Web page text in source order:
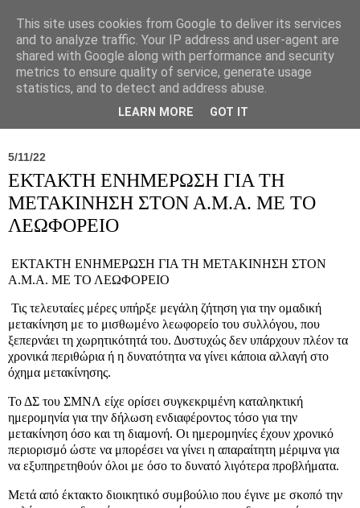
Σύλλογος Ιπποκράτειος
5/11/22
ΕΚΤΑΚΤΗ ΕΝΗΜΕΡΩΣΗ ΓΙΑ ΤΗ
ΜΕΤΑΚΙΝΗΣΗ ΣΤΟΝ Α.Μ.Α. ΜΕ ΤΟ
ΛΕΩΦΟΡΕΙΟ
ΕΚΤΑΚΤΗ ΕΝΗΜΕΡΩΣΗ ΓΙΑ ΤΗ ΜΕΤΑΚΙΝΗΣΗ ΣΤΟΝ
Α.Μ.Α. ΜΕ ΤΟ ΛΕΩΦΟΡΕΙΟ
Τις τελευταίες μέρες υπήρξε μεγάλη ζήτηση για την ομαδική
μετακίνηση με το μισθωμένο λεωφορείο του συλλόγου, που
ξεπερνάει τη χωρητικότητά του. Δυστυχώς δεν υπάρχουν πλέον τα
χρονικά περιθώρια ή η δυνατότητα να γίνει κάποια αλλαγή στο
όχημα μετακίνησης.
Το ΔΣ του ΣΜΝΛ είχε ορίσει συγκεκριμένη καταληκτική
ημερομηνία για την δήλωση ενδιαφέροντος τόσο για την
μετακίνηση όσο και τη διαμονή. Οι ημερομηνίες έχουν χρονικό
περιορισμό ώστε να μπορέσει να γίνει η απαραίτητη μέριμνα για
να εξυπηρετηθούν όλοι με όσο το δυνατό λιγότερα προβλήματα.
Μετά από έκτακτο διοικητικό συμβούλιο που έγινε με σκοπό την
This site uses cookies from Google to deliver its services
and to analyze traffic. Your IP address and user-agent are
shared with Google along with performance and security
metrics to ensure quality of service, generate usage
statistics, and to detect and address abuse.
LEARN MORE GOT IT